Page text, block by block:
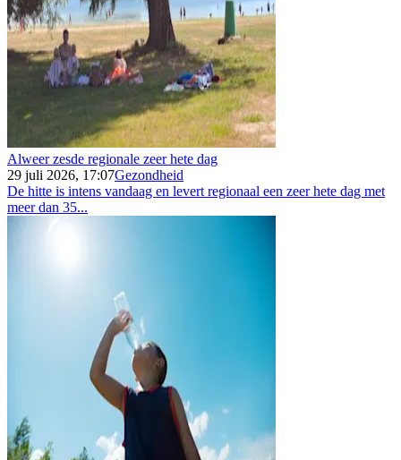
Alweer zesde regionale zeer hete dag
29 juli 2026, 17:07Gezondheid
De hitte is intens vandaag en levert regionaal een zeer hete dag met
meer dan 35...